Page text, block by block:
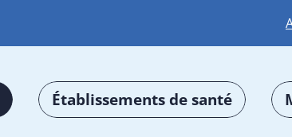
Établissements de santé